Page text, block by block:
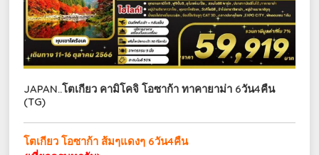
JAPAN..โตเกียว คามิโคจิ โอซาก้า ทาคายาม่า 6วัน4คืน
(TG)
โตเกียว โอซาก้า ส้มๆแดงๆ 6วัน4คืน